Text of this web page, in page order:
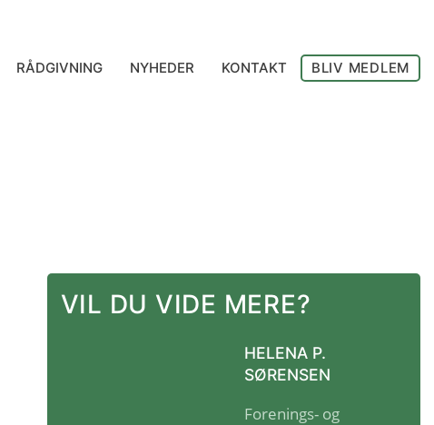
RÅDGIVNING NYHEDER KONTAKT BLIV MEDLEM
VIL DU VIDE MERE?
HELENA P.
SØRENSEN
Forenings- og